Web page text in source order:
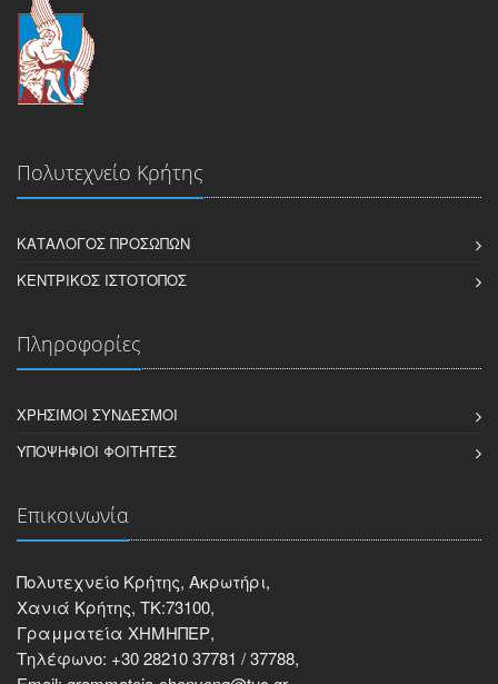
Πολυτεχνείο Κρήτης
ΚΑΤΆΛΟΓΟΣ ΠΡΟΣΏΠΩΝ
ΚΕΝΤΡΙΚΌΣ ΙΣΤΌΤΟΠΟΣ
Πληροφορίες
ΧΡΉΣΙΜΟΙ ΣΎΝΔΕΣΜΟΙ
ΥΠΟΨΉΦΙΟΙ ΦΟΙΤΗΤΈΣ
Επικοινωνία
Πολυτεχνείο Κρήτης, Ακρωτήρι,
Χανιά Κρήτης, ΤΚ:73100,
Γραμματεία ΧΗΜΗΠΕΡ,
Τηλέφωνο: +30 28210 37781 / 37788,